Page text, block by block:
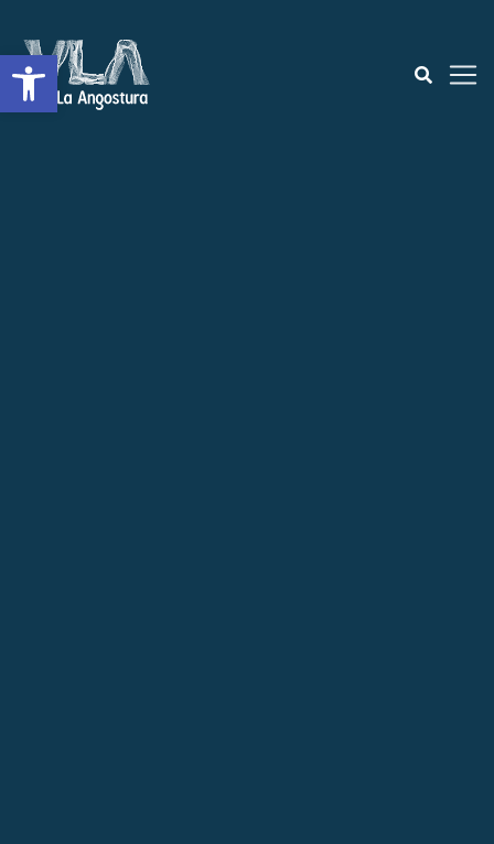
Abrir a barra de ferramentas